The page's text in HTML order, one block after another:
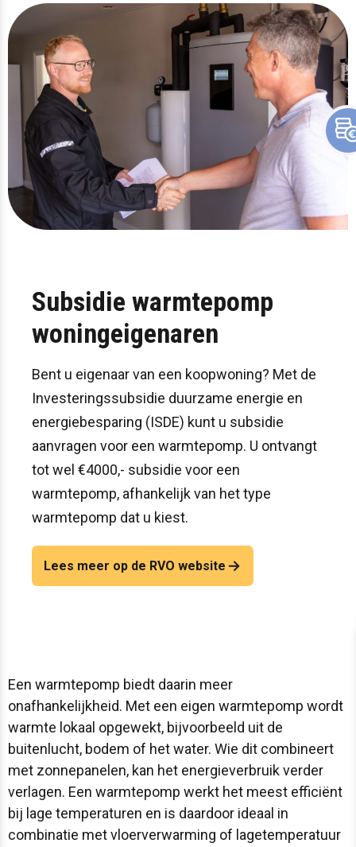
Subsidie warmtepomp
woningeigenaren
Bent u eigenaar van een koopwoning? Met de
Investeringssubsidie duurzame energie en
energiebesparing (ISDE) kunt u subsidie
aanvragen voor een warmtepomp. U ontvangt
tot wel €4000,- subsidie voor een
warmtepomp, afhankelijk van het type
warmtepomp dat u kiest.
Lees meer op de RVO website
Een warmtepomp biedt daarin meer
onafhankelijkheid. Met een eigen warmtepomp wordt
warmte lokaal opgewekt, bijvoorbeeld uit de
buitenlucht, bodem of het water. Wie dit combineert
met zonnepanelen, kan het energieverbruik verder
verlagen. Een warmtepomp werkt het meest efficiënt
bij lage temperaturen en is daardoor ideaal in
combinatie met vloerverwarming of lagetemperatuur